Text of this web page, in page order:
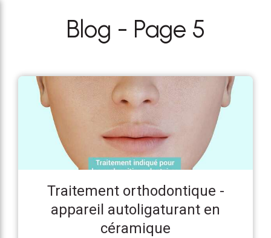
Blog - Page 5
Traitement orthodontique -
appareil autoligaturant en
céramique